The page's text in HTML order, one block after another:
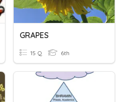
GRAPES
15 Q 6th